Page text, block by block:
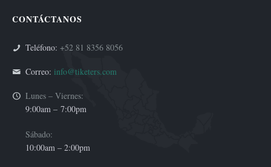
CONTÁCTANOS
Teléfono: +52 81 8356 8056
Correo: info@tiketers.com
Lunes – Viernes:
9:00am – 7:00pm
Sábado:
10:00am – 2:00pm